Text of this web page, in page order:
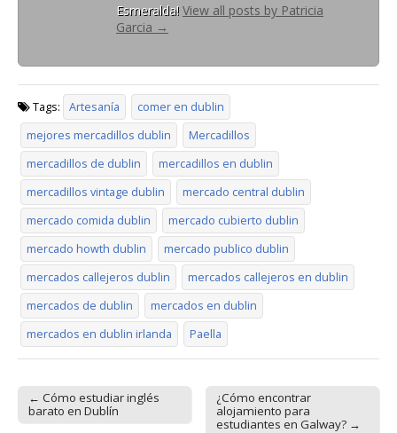
Esmeralda! View all posts by Patricia
Garcia →
Tags: Artesanía
comer en dublin
mejores mercadillos dublin
Mercadillos
mercadillos de dublin
mercadillos en dublin
mercadillos vintage dublin
mercado central dublin
mercado comida dublin
mercado cubierto dublin
mercado howth dublin
mercado publico dublin
mercados callejeros dublin
mercados callejeros en dublin
mercados de dublin
mercados en dublin
mercados en dublin irlanda
Paella
Post navigation
← Cómo estudiar inglés
barato en Dublín
¿Cómo encontrar
alojamiento para
estudiantes en Galway? →